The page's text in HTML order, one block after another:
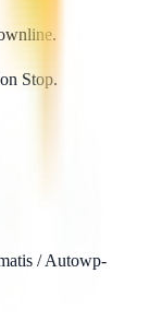
Stop.
/ Autowp-